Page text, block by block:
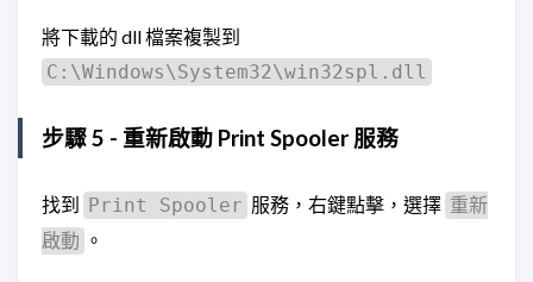
將下載的 dll 檔案複製到
C:\Windows\System32\win32spl.dll
步驟 5 - 重新啟動 Print Spooler 服務
找到 Print Spooler 服務，右鍵點擊，選擇 重新
啟動 。